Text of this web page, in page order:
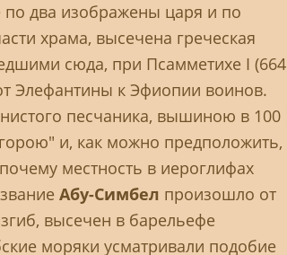
два изображены царя и по
храма, высечена греческая
сюда, при Псамметихе I (664
Элефантины к Эфиопии воинов.
песчаника, вышиною в 100
и, как можно предположить,
местность в иероглифах
Абу-Симбел произошло от
высечен в барельефе
моряки усматривали подобие